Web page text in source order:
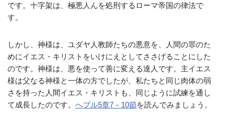
です。十字架は、極悪人んを処刑するローマ帝国の律法で
す。
しかし、神様は、ユダヤ人教師たちの悪意を、人間の罪のた
めにイエス・キリストをいけにえとしてささげることにした
のです。神様は、悪を使って善に変える達人です。主イエス
様は父なる神様と一体の方でしたが、私たちと同じ肉体の弱
さを持った人間イエス・キリストも、同じように試練を通し
て成長したのです。 へブル5章7－10節を読んでみましょう。